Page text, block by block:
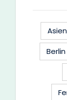
Asien
Berlin